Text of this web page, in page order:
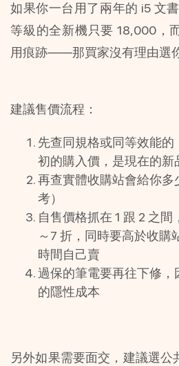
如果你一台用了兩年的 i5 文
等級的全新機只要 18,000，
用痕跡——那買家沒有理由選
建議售價流程：
先查同規格或同等效能
初的購入價，是現在的新
再查實體收購站會給你多
考）
自售價格抓在 1 跟 2 之
～7 折，同時要高於收購
時間自己賣
過保的筆電要再往下修
的隱性成本
另外如果需要面交，建議選公